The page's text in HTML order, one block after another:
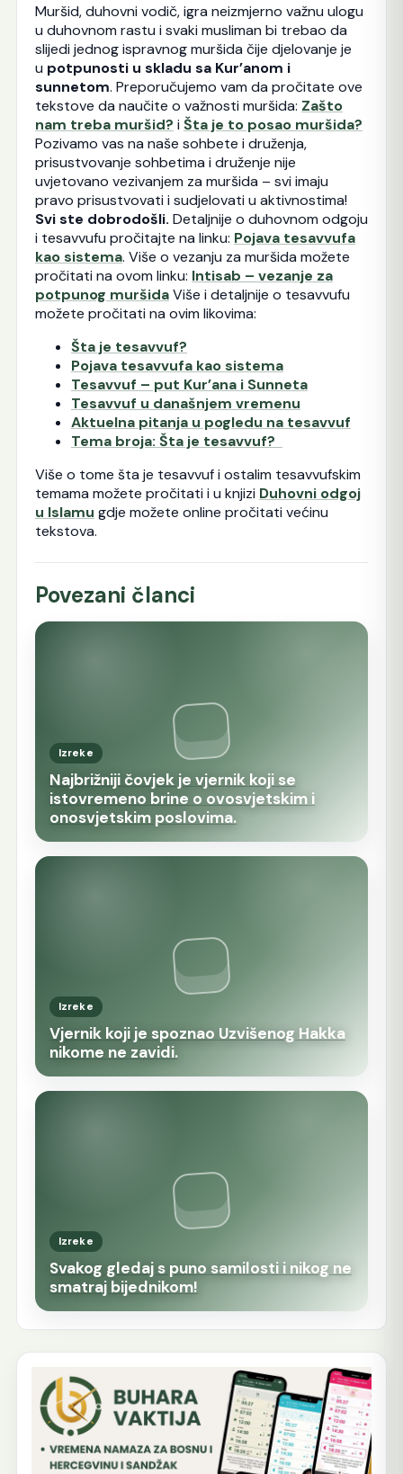
Muršid, duhovni vodič, igra neizmjerno važnu ulogu
u duhovnom rastu i svaki musliman bi trebao da
slijedi jednog ispravnog muršida čije djelovanje je
u potpunosti u skladu sa Kur’anom i
sunnetom. Preporučujemo vam da pročitate ove
tekstove da naučite o važnosti muršida: Zašto
nam treba muršid? i Šta je to posao muršida?
Pozivamo vas na naše sohbete i druženja,
prisustvovanje sohbetima i druženje nije
uvjetovano vezivanjem za muršida – svi imaju
pravo prisustvovati i sudjelovati u aktivnostima!
Svi ste dobrodošli. Detaljnije o duhovnom odgoju
i tesavvufu pročitajte na linku: Pojava tesavvufa
kao sistema. Više o vezanju za muršida možete
pročitati na ovom linku: Intisab – vezanje za
potpunog muršidaViše i detaljnije o tesavvufu
možete pročitati na ovim likovima:
Šta je tesavvuf?
Pojava tesavvufa kao sistema
Tesavvuf – put Kur’ana i Sunneta
Tesavvuf u današnjem vremenu
Aktuelna pitanja u pogledu na tesavvuf
Tema broja: Šta je tesavvuf?
Više o tome šta je tesavvuf i ostalim tesavvufskim
temama možete pročitati i u knjizi Duhovni odgoj
u Islamu gdje možete online pročitati većinu
tekstova.
Povezani članci
Izreke
Najbrižniji čovjek je vjernik koji se
istovremeno brine o ovosvjetskim i
onosvjetskim poslovima.
Izreke
Vjernik koji je spoznao Uzvišenog Hakka
nikome ne zavidi.
Izreke
Svakog gledaj s puno samilosti i nikog ne
smatraj bijednikom!